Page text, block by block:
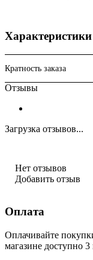
Характеристики
Кратность заказа
Отзывы
Загрузка отзывов...
Нет отзывов
Добавить отзыв
Оплата
Оплачивайте
магазине доступно